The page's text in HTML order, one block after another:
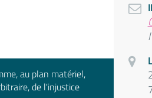
au plan matériel,
de l'injustice